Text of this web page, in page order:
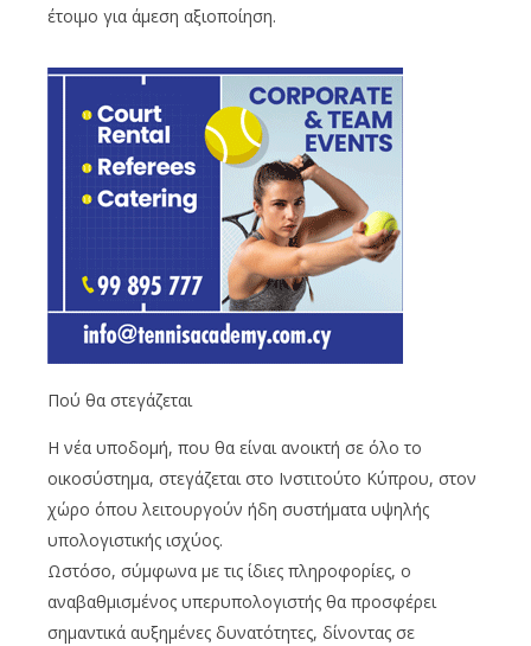
έτοιμο για άμεση αξιοποίηση.
Πού θα στεγάζεται
Η νέα υποδομή, που θα είναι ανοικτή σε όλο το
οικοσύστημα, στεγάζεται στο Ινστιτούτο Κύπρου, στον
χώρο όπου λειτουργούν ήδη συστήματα υψηλής
υπολογιστικής ισχύος.
Ωστόσο, σύμφωνα με τις ίδιες πληροφορίες, ο
αναβαθμισμένος υπερυπολογιστής θα προσφέρει
σημαντικά αυξημένες δυνατότητες, δίνοντας σε